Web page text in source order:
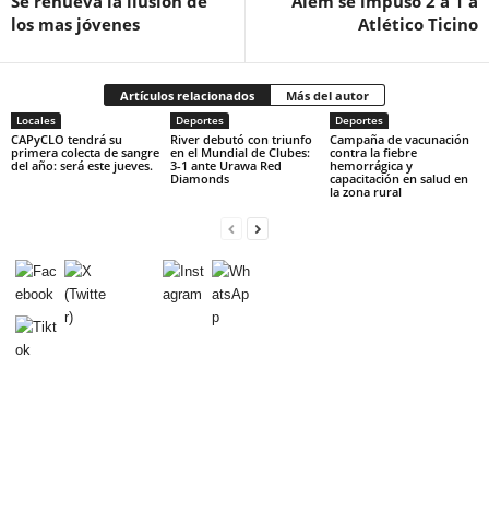
los mas jóvenes
Atlético Ticino
Artículos relacionados Más del autor
Locales
CAPyCLO tendrá su
primera colecta de sangre
del año: será este jueves.
Deportes
River debutó con triunfo
en el Mundial de Clubes:
3-1 ante Urawa Red
Diamonds
Deportes
Campaña de vacunación
contra la fiebre
hemorrágica y
capacitación en salud en
la zona rural